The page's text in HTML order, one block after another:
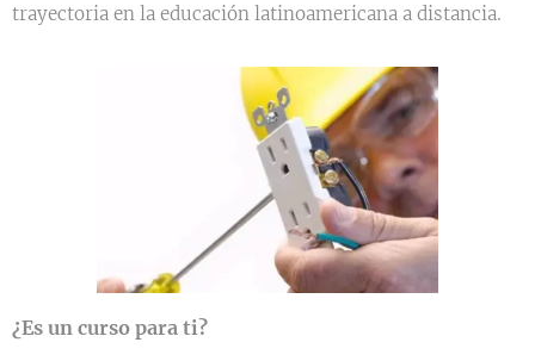
trayectoria en la educación latinoamericana a distancia.
¿Es un curso para ti?